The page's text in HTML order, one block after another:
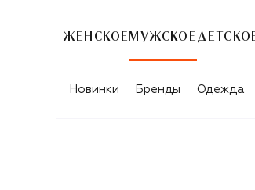
ЖЕНСКОЕ МУЖСКОЕ
МУЖСКИЕ КУРТКИ-
Новинки Бренды Одежда